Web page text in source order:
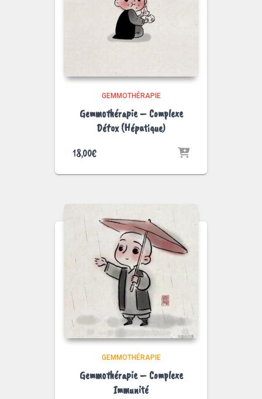
GEMMOTHÉRAPIE
Gemmothérapie – Complexe
Détox (Hépatique)
18,00€
GEMMOTHÉRAPIE
Gemmothérapie – Complexe
Immunité